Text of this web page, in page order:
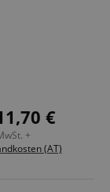
€
+
(AT)